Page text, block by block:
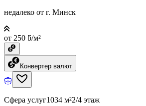
недалеко от г. Минск
от 250 ƃ/м²
Конвертер валют
Сфера услуг1034 м²2/4 этаж